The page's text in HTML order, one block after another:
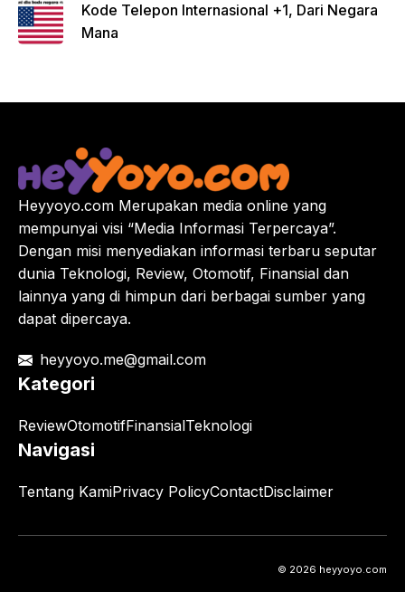
Kode Telepon Internasional +1, Dari Negara
Mana
Heyyoyo.com Merupakan media online yang
mempunyai visi “Media Informasi Terpercaya”.
Dengan misi menyediakan informasi terbaru seputar
dunia Teknologi, Review, Otomotif, Finansial dan
lainnya yang di himpun dari berbagai sumber yang
dapat dipercaya.
heyyoyo.me@gmail.com
Kategori
ReviewOtomotifFinansialTeknologi
Navigasi
Tentang KamiPrivacy PolicyContactDisclaimer
© 2026 heyyoyo.com